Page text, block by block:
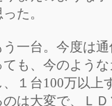
た。
一台。今度は
も、今のよう
１台100万以上
は大変で、Ｌ